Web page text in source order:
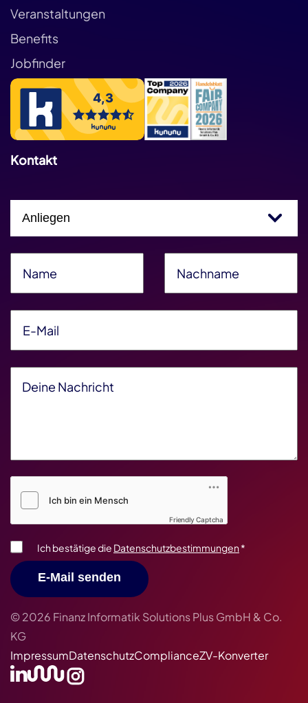
Veranstaltungen
Benefits
Jobfinder
Kontakt
Friendly Captcha
Ich bestätige die Datenschutzbestimmungen*
E-Mail senden
© 2026 Finanz Informatik Solutions Plus GmbH & Co.
KG
ImpressumDatenschutzComplianceZV-Konverter